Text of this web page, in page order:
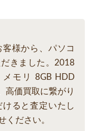
様から、パソコ
きました。2018
モリ 8GB HDD
高価買取に繋がり
ると査定いたし
ください。